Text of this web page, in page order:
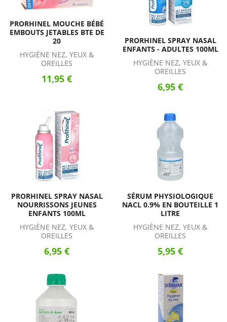
PRORHINEL MOUCHE BÉBÉ
EMBOUTS JETABLES BTE DE
20
HYGIÈNE NEZ, YEUX &
OREILLES
11,95 €
PRORHINEL SPRAY NASAL
ENFANTS - ADULTES 100ML
HYGIÈNE NEZ, YEUX &
OREILLES
6,95 €
PRORHINEL SPRAY NASAL
NOURRISSONS JEUNES
ENFANTS 100ML
HYGIÈNE NEZ, YEUX &
OREILLES
6,95 €
SÉRUM PHYSIOLOGIQUE
NACL 0.9% EN BOUTEILLE 1
LITRE
HYGIÈNE NEZ, YEUX &
OREILLES
5,95 €